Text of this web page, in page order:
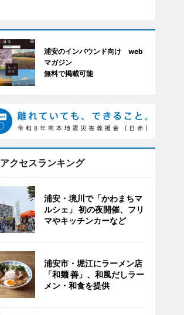
浦安のインバウンド向け web
マガジン
無料で掲載可能
アクセスランキング
浦安・境川で「かわまちマ
ルシェ」 初の夜開催、フリ
マやキッチンカーなど
浦安市・堀江にラーメン店
「和麺 善」、和風だしラー
メン・和食を提供